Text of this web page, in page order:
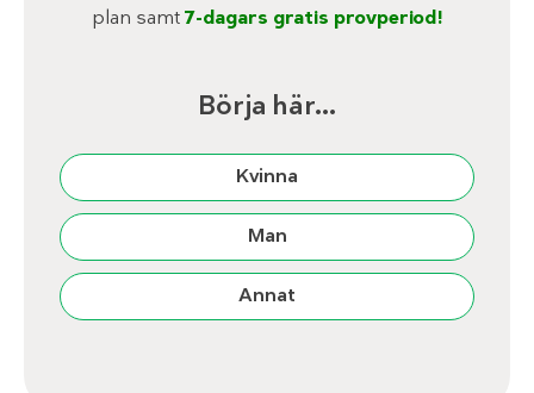
plan samt7-dagars gratis provperiod!
Börja här…
Kvinna
Man
Annat